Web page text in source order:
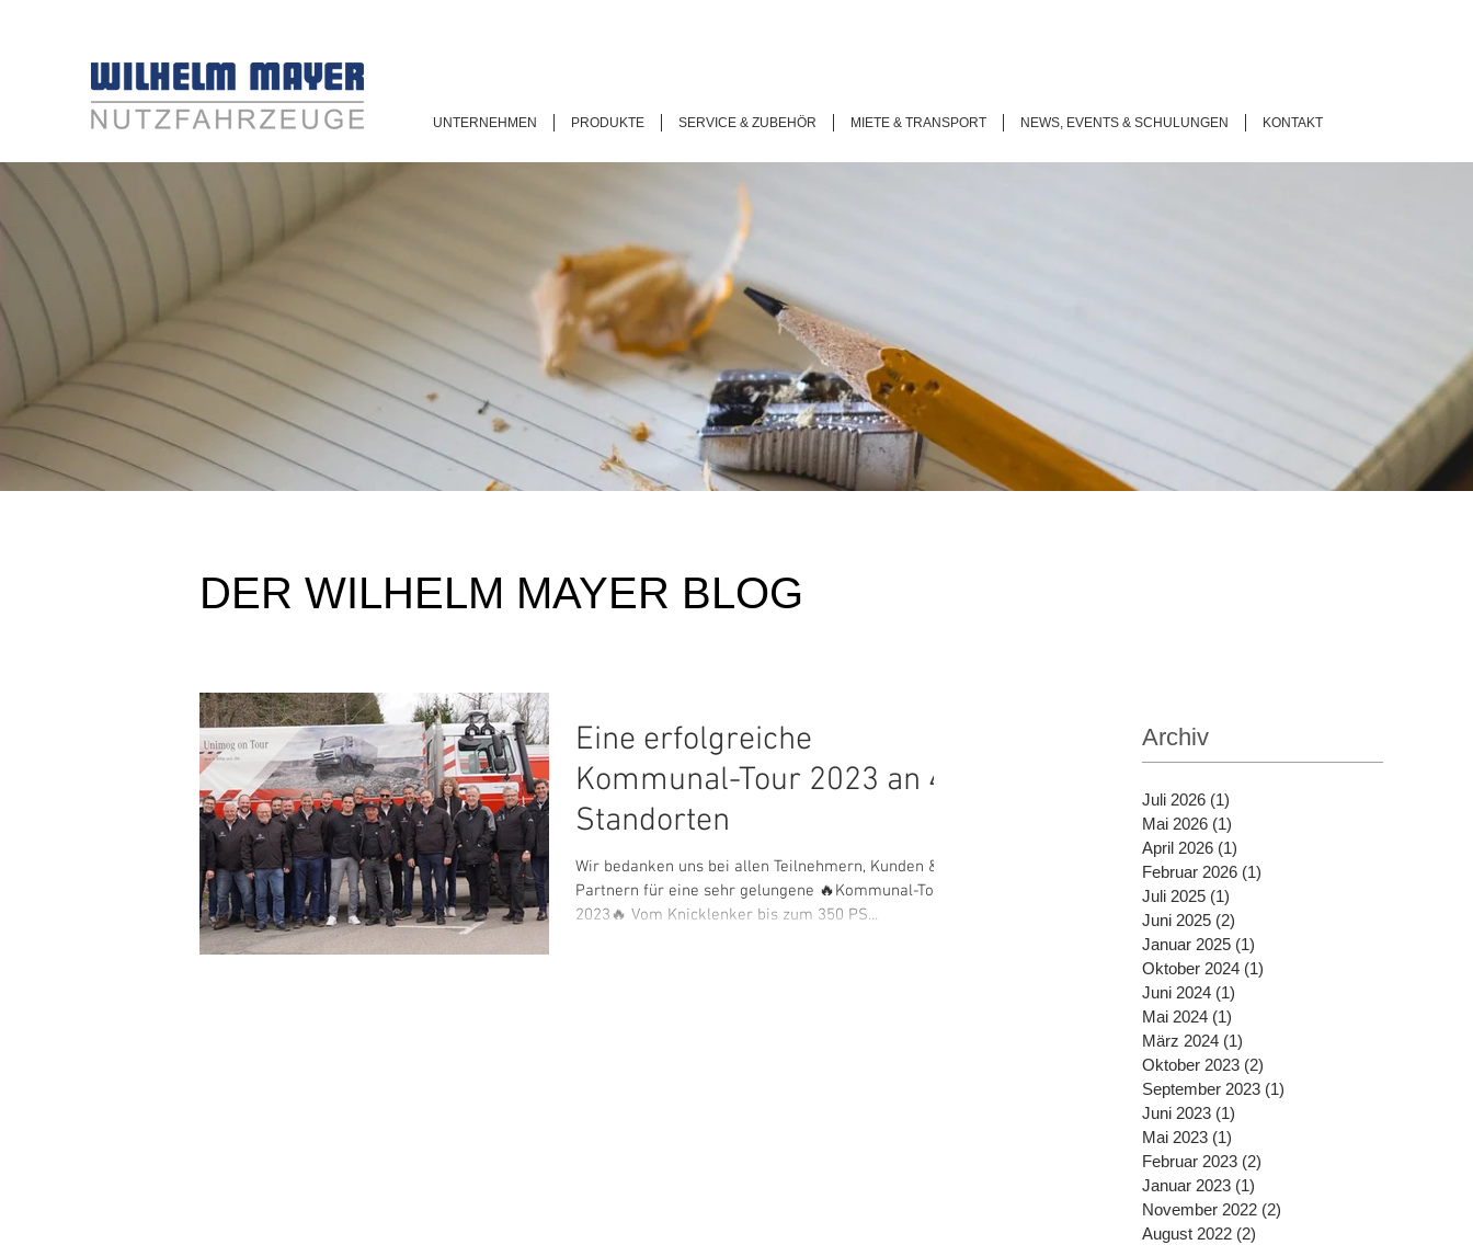
UNTERNEHMEN PRODUKTE SERVICE & ZUBEHÖR MIETE & TRANSPORT NEWS, EVENTS & SCHULUNGEN KONTAKT
DER WILHELM MAYER BLOG
Eine erfolgreiche
Kommunal-Tour 2023 an 4
Standorten
Wir bedanken uns bei allen Teilnehmern, Kunden &
Partnern für eine sehr gelungene 🔥Kommunal-Tour
2023🔥 Vom Knicklenker bis zum 350 PS...
Archiv
Juli 2026 (1)
Mai 2026 (1)
April 2026 (1)
Februar 2026 (1)
Juli 2025 (1)
Juni 2025 (2)
Januar 2025 (1)
Oktober 2024 (1)
Juni 2024 (1)
Mai 2024 (1)
März 2024 (1)
Oktober 2023 (2)
September 2023 (1)
Juni 2023 (1)
Mai 2023 (1)
Februar 2023 (2)
Januar 2023 (1)
November 2022 (2)
August 2022 (2)